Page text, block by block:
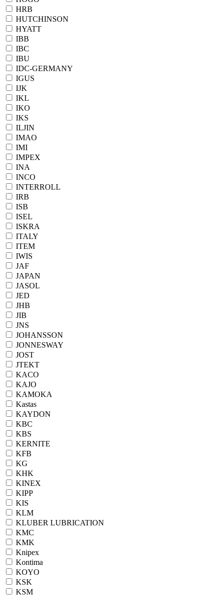
HRB
HUTCHINSON
HYATT
IBB
IBC
IBU
IDC-GERMANY
IGUS
IJK
IKL
IKO
IKS
ILJIN
IMAO
IMI
IMPEX
INA
INCO
INTERROLL
IRB
ISB
ISEL
ISKRA
ITALY
ITEM
IWIS
JAF
JAPAN
JASOL
JED
JHB
JIB
JNS
JOHANSSON
JONNESWAY
JOST
JTEKT
KACO
KAJO
KAMOKA
Kastas
KAYDON
KBC
KBS
KERNITE
KFB
KG
KHK
KINEX
KIPP
KIS
KLM
KLUBER LUBRICATION
KMC
KMK
Knipex
Kontima
KOYO
KSK
KSM